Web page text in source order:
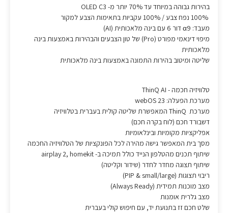
בהירות גבוהה במיוחד עד 70% יותר מ- OLED C3
מעבד: α9 דור 6 עם בינה מלאכותית (AI)
מיפוי דינאמי מפורט (Pro) של טון הצבעים והבהירות באמצעות בינה
מלאכותית
שליטה ומיטוב בהירות התמונה באמצעות בינה מלאכותית
טלוויזיה חכמה - ThinQ AI
מערכת הפעלה: webOS 23
מערכת ThinQ המאפשרת שליטה קולית בעברית בטלוויזיה
דשבורד חכם (לוח בקרה חכם)
אפליקציות מקומיות ובינלאומיות
מסך בית המאפשר גישה מהירה לכל הפונקציות של הטלוויזיה החכמה
שיתוף תכנים מהטלפון הנייד כולל תמיכה ב- airplay 2, homekit
שיתוף תצוגה מחדר לחדר (שידור וקליטה)
ריבוי תצוגות (PIP & small/large)
מצב מוכנות תמידית (Always Ready)
מצב גלרית אומנות
שלט חכם זז בתנועת יד, עם חיפוש קולי בעברית